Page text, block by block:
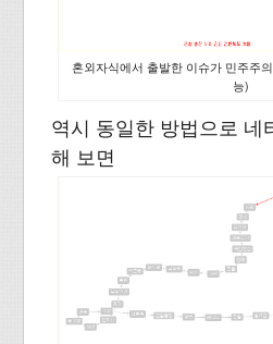
혼외자식에서 출발한 이슈가 민주주
능)
역시 동일한 방법으로 네
해 보면